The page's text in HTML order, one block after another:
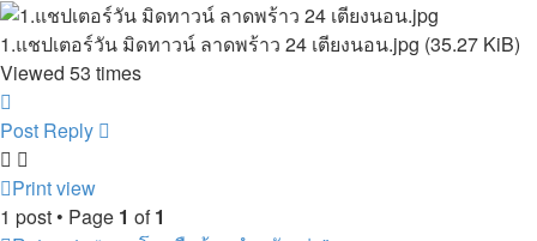
1.แชปเตอร์วัน มิดทาวน์ ลาดพร้าว 24 เตียงนอน.jpg (35.27 KiB)
Viewed 53 times
Post Reply
Print view
1 post • Page 1 of1